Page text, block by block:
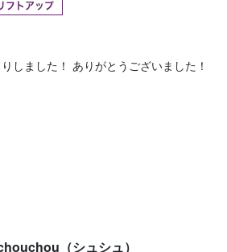
フトアップ
しました！ ありがとうございました！
（シュシュ）